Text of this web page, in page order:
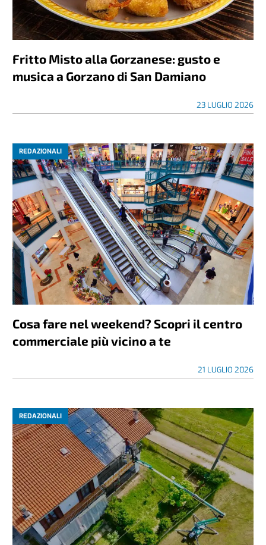
Fritto Misto alla Gorzanese: gusto e
musica a Gorzano di San Damiano
23 LUGLIO 2026
REDAZIONALI
Cosa fare nel weekend? Scopri il centro
commerciale più vicino a te
21 LUGLIO 2026
REDAZIONALI